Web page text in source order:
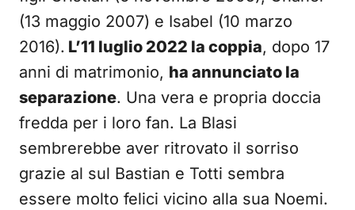
(13 maggio 2007) e Isabel (10 marzo
2016). L’11 luglio 2022 la coppia, dopo 17
anni di matrimonio, ha annunciato la
separazione. Una vera e propria doccia
fredda per i loro fan. La Blasi
sembrerebbe aver ritrovato il sorriso
grazie al sul Bastian e Totti sembra
essere molto felici vicino alla sua Noemi.